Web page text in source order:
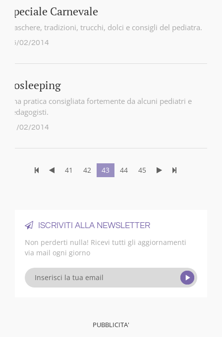
Speciale Carnevale
Maschere, tradizioni, trucchi, dolci e consigli del pediatra.
26/02/2014
Cosleeping
Una pratica consigliata fortemente da alcuni pediatri e
pedagogisti.
11/02/2014
41 42 43 44 45
ISCRIVITI ALLA NEWSLETTER
Non perderti nulla! Ricevi tutti gli aggiornamenti
via mail ogni giorno